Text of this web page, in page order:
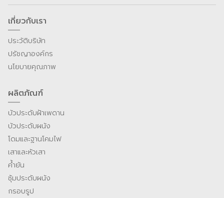
เกี่ยวกับเรา
ประวัติบริษัท
ปรัชญาองค์กร
นโยบายคุณภาพ
ผลิตภัณฑ์
บัวประดับฝ้าเพดาน
บัวประดับผนัง
โดมและฐานโคมไฟ
เสาและหัวเสา
ค้ำยัน
ซุ้มประดับผนัง
กรอบรูป